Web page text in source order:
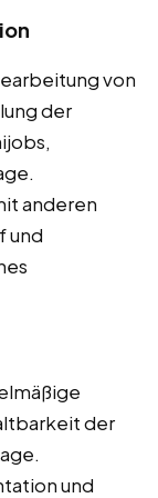
von
der
anderen
und
der
und